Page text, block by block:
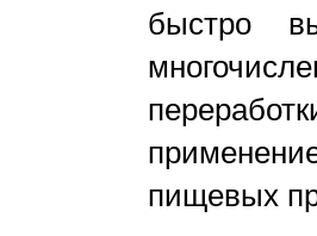
быстро
пищевых